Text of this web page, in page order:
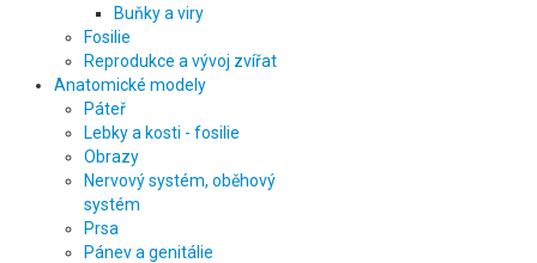
Buňky a viry
Fosilie
Reprodukce a vývoj zvířat
Anatomické modely
Páteř
Lebky a kosti - fosilie
Obrazy
Nervový systém, oběhový
systém
Prsa
Pánev a genitálie